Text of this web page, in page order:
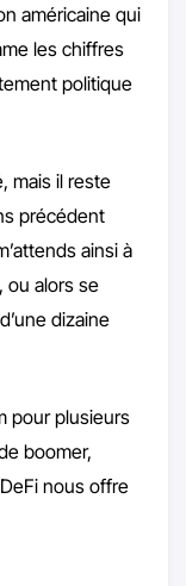
américaine qui
les chiffres
politique
mais il reste
précédent
ainsi à
ou alors se
dizaine
pour plusieurs
boomer,
nous offre